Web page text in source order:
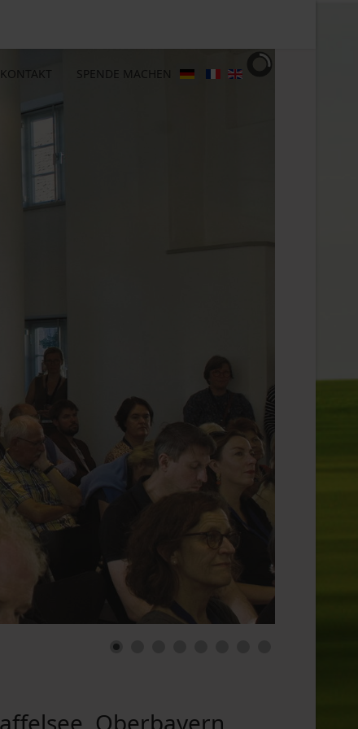
KONTAKT SPENDE MACHEN
Oberbayern,